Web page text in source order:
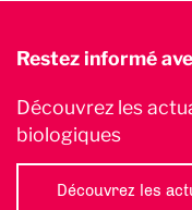
Restez informé
Découvrez les
biologiques
Découvrez les